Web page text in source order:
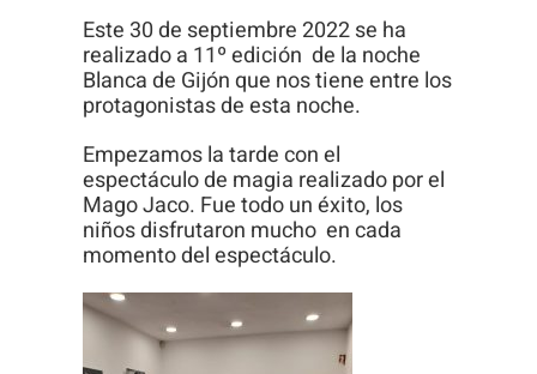
Este 30 de septiembre 2022 se ha
realizado a 11º edición de la noche
Blanca de Gijón que nos tiene entre los
protagonistas de esta noche.
Empezamos la tarde con el
espectáculo de magia realizado por el
Mago Jaco. Fue todo un éxito, los
niños disfrutaron mucho en cada
momento del espectáculo.
opcionales.
Son
necesarias
funcione la
web.
Estadísticas
Para que
podamos